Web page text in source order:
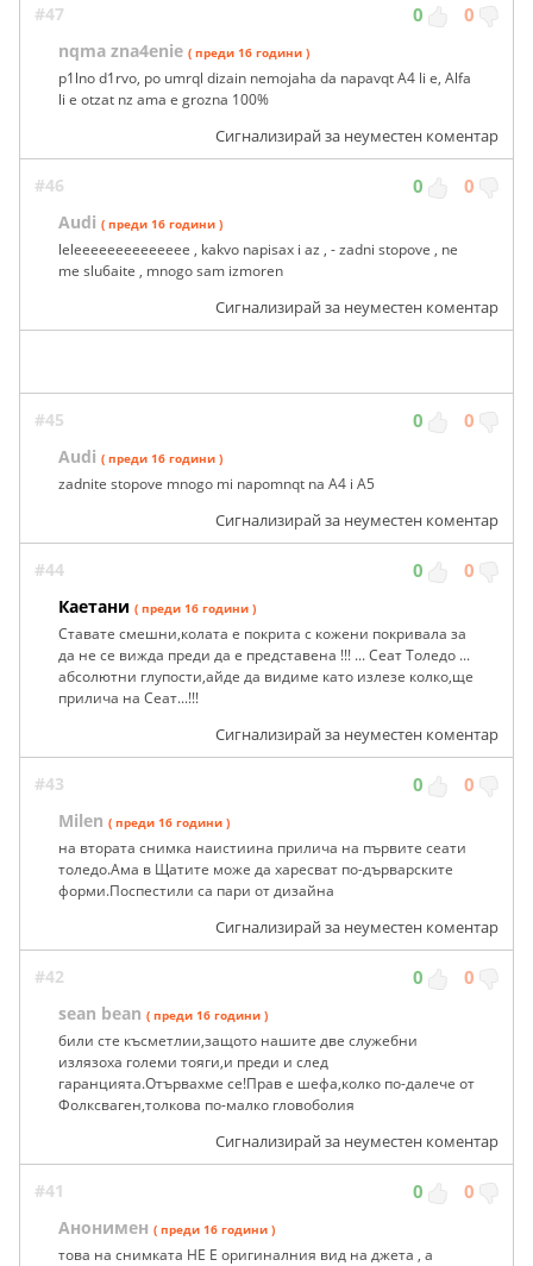
#47 0 0
nqma zna4enie ( преди 16 години )
p1lno d1rvo, po umrql dizain nemojaha da napavqt A4 li e, Alfa
li e otzat nz ama e grozna 100%
Сигнализирай за неуместен коментар
#46 0 0
Audi ( преди 16 години )
leleeeeeeeeeeeeee , kakvo napisax i az , - zadni stopove , ne
me slu6aite , mnogo sam izmoren
Сигнализирай за неуместен коментар
#45 0 0
Audi ( преди 16 години )
zadnite stopove mnogo mi napomnqt na A4 i A5
Сигнализирай за неуместен коментар
#44 0 0
Каетани ( преди 16 години )
Ставате смешни,колата е покрита с кожени покривала за
да не се вижда преди да е представена !!! ... Сеат Толедо ...
абсолютни глупости,айде да видиме като излезе колко,ще
прилича на Сеат...!!!
Сигнализирай за неуместен коментар
#43 0 0
Milen ( преди 16 години )
на втората снимка наистиина прилича на първите сеати
толедо.Ама в Щатите може да харесват по-дърварските
форми.Поспестили са пари от дизайна
Сигнализирай за неуместен коментар
#42 0 0
sean bean ( преди 16 години )
били сте късметлии,защото нашите две служебни
излязоха големи тояги,и преди и след
гаранцията.Отървахме се!Прав е шефа,колко по-далече от
Фолксваген,толкова по-малко гловоболия
Сигнализирай за неуместен коментар
#41 0 0
Анонимен ( преди 16 години )
това на снимката НЕ Е оригиналния вид на джета , а